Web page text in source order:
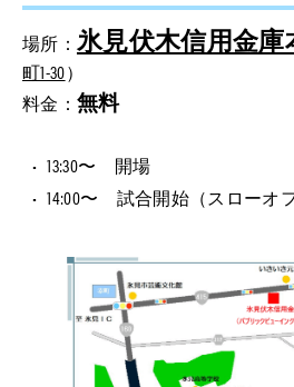
場所： 氷見伏木信用金庫
町1-30）
料金： 無料
13:30〜 開場
14:00〜 試合開始（スローオフ